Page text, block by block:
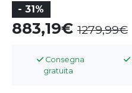
- 31%
883,19 1279,99
Consegna
gratuita